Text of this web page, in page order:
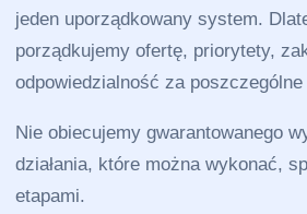
jeden uporządkowany system.
porządkujemy ofertę, priorytety,
odpowiedzialność za poszczególne
Nie obiecujemy gwarantowanego
działania, które można wykonać,
etapami.